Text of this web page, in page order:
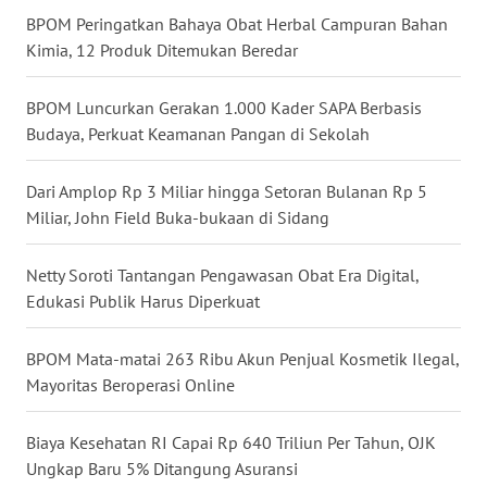
BPOM Peringatkan Bahaya Obat Herbal Campuran Bahan
Kimia, 12 Produk Ditemukan Beredar
BPOM Luncurkan Gerakan 1.000 Kader SAPA Berbasis
Budaya, Perkuat Keamanan Pangan di Sekolah
Dari Amplop Rp 3 Miliar hingga Setoran Bulanan Rp 5
Miliar, John Field Buka-bukaan di Sidang
Netty Soroti Tantangan Pengawasan Obat Era Digital,
Edukasi Publik Harus Diperkuat
BPOM Mata-matai 263 Ribu Akun Penjual Kosmetik Ilegal,
Mayoritas Beroperasi Online
Biaya Kesehatan RI Capai Rp 640 Triliun Per Tahun, OJK
Ungkap Baru 5% Ditangung Asuransi
WN
BABEL
WN
SUMBAR
WN
SUMSEL
WN
BENGKULU
WN
LAMPUNG
WN
JATENG